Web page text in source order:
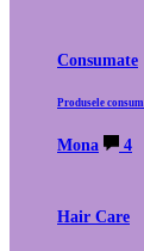
Consumate
Produsele
Mona 4
Hair Care